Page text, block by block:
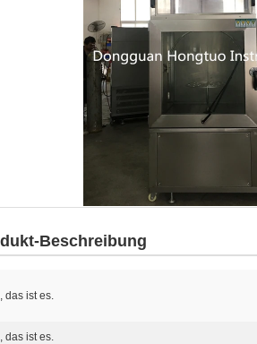
Beschreibung
das ist es.
das ist es.